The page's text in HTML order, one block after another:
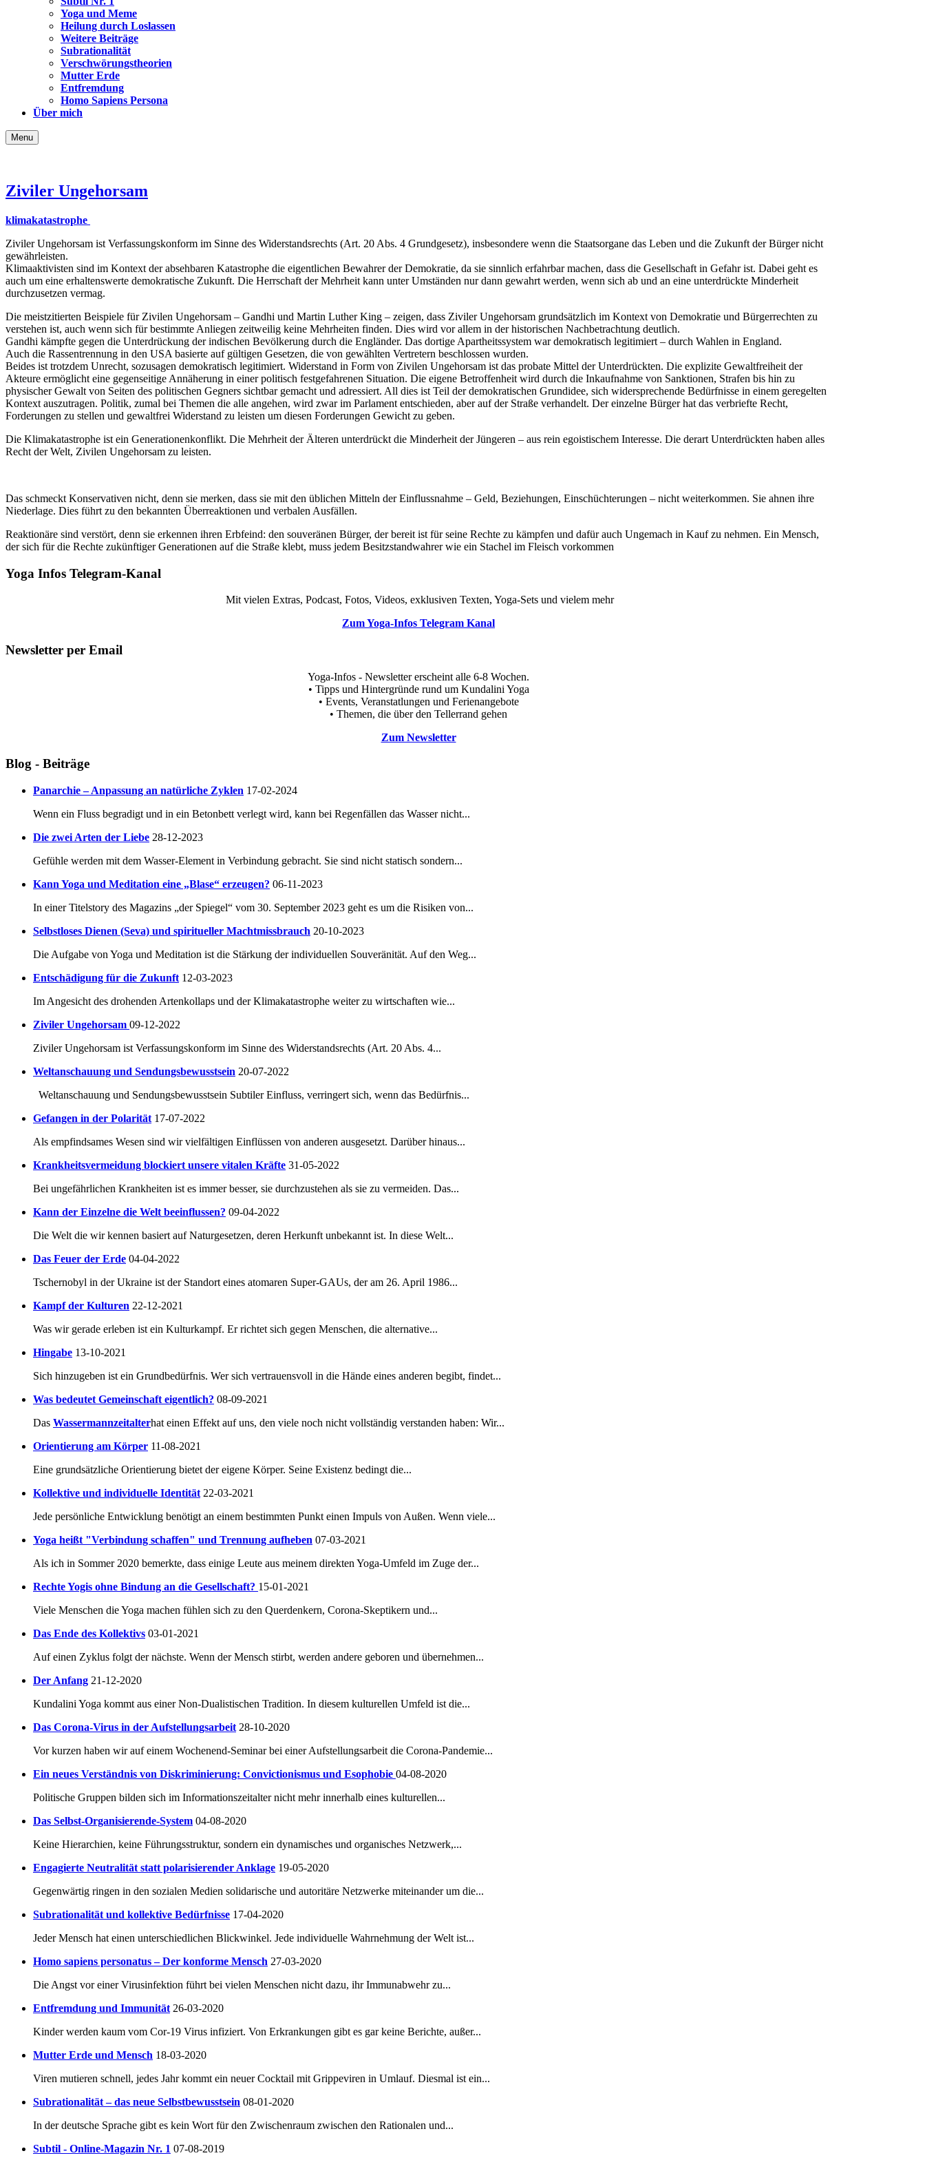
Yoga und Meme
Heilung durch Loslassen
Weitere Beiträge
Subrationalität
Verschwörungstheorien
Mutter Erde
Entfremdung
Homo Sapiens Persona
Über mich
Menu
Ziviler Ungehorsam
klimakatastrophe
Ziviler Ungehorsam ist Verfassungskonform im Sinne des Widerstandsrechts (Art. 20 Abs. 4 Grundgesetz), insbesondere wenn die Staatsorgane das Leben und die Zukunft der Bürger nicht
gewährleisten.
Klimaaktivisten sind im Kontext der absehbaren Katastrophe die eigentlichen Bewahrer der Demokratie, da sie sinnlich erfahrbar machen, dass die Gesellschaft in Gefahr ist. Dabei geht es
auch um eine erhaltenswerte demokratische Zukunft. Die Herrschaft der Mehrheit kann unter Umständen nur dann gewahrt werden, wenn sich ab und an eine unterdrückte Minderheit
durchzusetzen vermag.
Die meistzitierten Beispiele für Zivilen Ungehorsam – Gandhi und Martin Luther King – zeigen, dass Ziviler Ungehorsam grundsätzlich im Kontext von Demokratie und Bürgerrechten zu
verstehen ist, auch wenn sich für bestimmte Anliegen zeitweilig keine Mehrheiten finden. Dies wird vor allem in der historischen Nachbetrachtung deutlich.
Gandhi kämpfte gegen die Unterdrückung der indischen Bevölkerung durch die Engländer. Das dortige Apartheitssystem war demokratisch legitimiert – durch Wahlen in England.
Auch die Rassentrennung in den USA basierte auf gültigen Gesetzen, die von gewählten Vertretern beschlossen wurden.
Beides ist trotzdem Unrecht, sozusagen demokratisch legitimiert. Widerstand in Form von Zivilen Ungehorsam ist das probate Mittel der Unterdrückten. Die explizite Gewaltfreiheit der
Akteure ermöglicht eine gegenseitige Annäherung in einer politisch festgefahrenen Situation. Die eigene Betroffenheit wird durch die Inkaufnahme von Sanktionen, Strafen bis hin zu
physischer Gewalt von Seiten des politischen Gegners sichtbar gemacht und adressiert. All dies ist Teil der demokratischen Grundidee, sich widersprechende Bedürfnisse in einem geregelten
Kontext auszutragen. Politik, zumal bei Themen die alle angehen, wird zwar im Parlament entschieden, aber auf der Straße verhandelt. Der einzelne Bürger hat das verbriefte Recht,
Forderungen zu stellen und gewaltfrei Widerstand zu leisten um diesen Forderungen Gewicht zu geben.
Die Klimakatastrophe ist ein Generationenkonflikt. Die Mehrheit der Älteren unterdrückt die Minderheit der Jüngeren – aus rein egoistischem Interesse. Die derart Unterdrückten haben alles
Recht der Welt, Zivilen Ungehorsam zu leisten.
Das schmeckt Konservativen nicht, denn sie merken, dass sie mit den üblichen Mitteln der Einflussnahme – Geld, Beziehungen, Einschüchterungen – nicht weiterkommen. Sie ahnen ihre
Niederlage. Dies führt zu den bekannten Überreaktionen und verbalen Ausfällen.
Reaktionäre sind verstört, denn sie erkennen ihren Erbfeind: den souveränen Bürger, der bereit ist für seine Rechte zu kämpfen und dafür auch Ungemach in Kauf zu nehmen. Ein Mensch,
der sich für die Rechte zukünftiger Generationen auf die Straße klebt, muss jedem Besitzstandwahrer wie ein Stachel im Fleisch vorkommen
Yoga Infos Telegram-Kanal
Mit vielen Extras, Podcast, Fotos, Videos, exklusiven Texten, Yoga-Sets und vielem mehr
Zum Yoga-Infos Telegram Kanal
Newsletter per Email
Yoga-Infos - Newsletter erscheint alle 6-8 Wochen.
• Tipps und Hintergründe rund um Kundalini Yoga
• Events, Veranstatlungen und Ferienangebote
• Themen, die über den Tellerrand gehen
Zum Newsletter
Blog - Beiträge
Panarchie – Anpassung an natürliche Zyklen 17-02-2024
Wenn ein Fluss begradigt und in ein Betonbett verlegt wird, kann bei Regenfällen das Wasser nicht...
Die zwei Arten der Liebe 28-12-2023
Gefühle werden mit dem Wasser-Element in Verbindung gebracht. Sie sind nicht statisch sondern...
Kann Yoga und Meditation eine „Blase“ erzeugen? 06-11-2023
In einer Titelstory des Magazins „der Spiegel“ vom 30. September 2023 geht es um die Risiken von...
Selbstloses Dienen (Seva) und spiritueller Machtmissbrauch 20-10-2023
Die Aufgabe von Yoga und Meditation ist die Stärkung der individuellen Souveränität. Auf den Weg...
Entschädigung für die Zukunft 12-03-2023
Im Angesicht des drohenden Artenkollaps und der Klimakatastrophe weiter zu wirtschaften wie...
Ziviler Ungehorsam 09-12-2022
Ziviler Ungehorsam ist Verfassungskonform im Sinne des Widerstandsrechts (Art. 20 Abs. 4...
Weltanschauung und Sendungsbewusstsein 20-07-2022
Weltanschauung und Sendungsbewusstsein Subtiler Einfluss, verringert sich, wenn das Bedürfnis...
Gefangen in der Polarität 17-07-2022
Als empfindsames Wesen sind wir vielfältigen Einflüssen von anderen ausgesetzt. Darüber hinaus...
Krankheitsvermeidung blockiert unsere vitalen Kräfte 31-05-2022
Bei ungefährlichen Krankheiten ist es immer besser, sie durchzustehen als sie zu vermeiden. Das...
Kann der Einzelne die Welt beeinflussen? 09-04-2022
Die Welt die wir kennen basiert auf Naturgesetzen, deren Herkunft unbekannt ist. In diese Welt...
Das Feuer der Erde 04-04-2022
Tschernobyl in der Ukraine ist der Standort eines atomaren Super-GAUs, der am 26. April 1986...
Kampf der Kulturen 22-12-2021
Was wir gerade erleben ist ein Kulturkampf. Er richtet sich gegen Menschen, die alternative...
Hingabe 13-10-2021
Sich hinzugeben ist ein Grundbedürfnis. Wer sich vertrauensvoll in die Hände eines anderen begibt, findet...
Was bedeutet Gemeinschaft eigentlich? 08-09-2021
Das Wassermannzeitalterhat einen Effekt auf uns, den viele noch nicht vollständig verstanden haben: Wir...
Orientierung am Körper 11-08-2021
Eine grundsätzliche Orientierung bietet der eigene Körper. Seine Existenz bedingt die...
Kollektive und individuelle Identität 22-03-2021
Jede persönliche Entwicklung benötigt an einem bestimmten Punkt einen Impuls von Außen. Wenn viele...
Yoga heißt "Verbindung schaffen" und Trennung aufheben 07-03-2021
Als ich in Sommer 2020 bemerkte, dass einige Leute aus meinem direkten Yoga-Umfeld im Zuge der...
Rechte Yogis ohne Bindung an die Gesellschaft? 15-01-2021
Viele Menschen die Yoga machen fühlen sich zu den Querdenkern, Corona-Skeptikern und...
Das Ende des Kollektivs 03-01-2021
Auf einen Zyklus folgt der nächste. Wenn der Mensch stirbt, werden andere geboren und übernehmen...
Der Anfang 21-12-2020
Kundalini Yoga kommt aus einer Non-Dualistischen Tradition. In diesem kulturellen Umfeld ist die...
Das Corona-Virus in der Aufstellungsarbeit 28-10-2020
Vor kurzen haben wir auf einem Wochenend-Seminar bei einer Aufstellungsarbeit die Corona-Pandemie...
Ein neues Verständnis von Diskriminierung: Convictionismus und Esophobie 04-08-2020
Politische Gruppen bilden sich im Informationszeitalter nicht mehr innerhalb eines kulturellen...
Das Selbst-Organisierende-System 04-08-2020
Keine Hierarchien, keine Führungsstruktur, sondern ein dynamisches und organisches Netzwerk,...
Engagierte Neutralität statt polarisierender Anklage 19-05-2020
Gegenwärtig ringen in den sozialen Medien solidarische und autoritäre Netzwerke miteinander um die...
Subrationalität und kollektive Bedürfnisse 17-04-2020
Jeder Mensch hat einen unterschiedlichen Blickwinkel. Jede individuelle Wahrnehmung der Welt ist...
Homo sapiens personatus – Der konforme Mensch 27-03-2020
Die Angst vor einer Virusinfektion führt bei vielen Menschen nicht dazu, ihr Immunabwehr zu...
Entfremdung und Immunität 26-03-2020
Kinder werden kaum vom Cor-19 Virus infiziert. Von Erkrankungen gibt es gar keine Berichte, außer...
Mutter Erde und Mensch 18-03-2020
Viren mutieren schnell, jedes Jahr kommt ein neuer Cocktail mit Grippeviren in Umlauf. Diesmal ist ein...
Subrationalität – das neue Selbstbewusstsein 08-01-2020
In der deutsche Sprache gibt es kein Wort für den Zwischenraum zwischen den Rationalen und...
Subtil - Online-Magazin Nr. 1 07-08-2019